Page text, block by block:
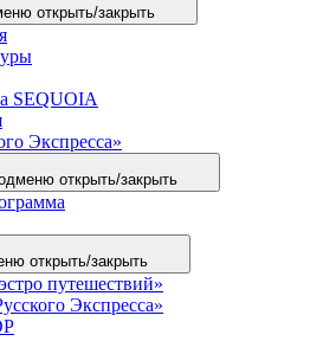
открыть/закрыть
SEQUOIA
Экспресса»
открыть/закрыть
открыть/закрыть
путешествий»
Экспресса»